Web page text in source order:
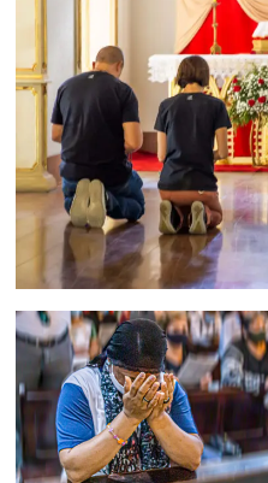
Bom
Retiro